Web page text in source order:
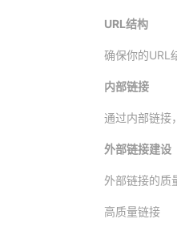
URL结构
确保你的URL
内部链接
通过内部链接
外部链接建设
外部链接的质
高质量链接